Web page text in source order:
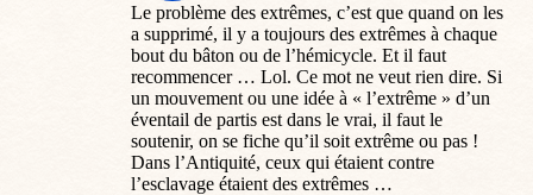
Le problème des extrêmes, c’est que quand on les
a supprimé, il y a toujours des extrêmes à chaque
bout du bâton ou de l’hémicycle. Et il faut
recommencer … Lol. Ce mot ne veut rien dire. Si
un mouvement ou une idée à « l’extrême » d’un
éventail de partis est dans le vrai, il faut le
soutenir, on se fiche qu’il soit extrême ou pas !
Dans l’Antiquité, ceux qui étaient contre
l’esclavage étaient des extrêmes …